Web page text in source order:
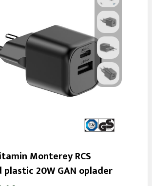
Monterey RCS
20W GAN oplader